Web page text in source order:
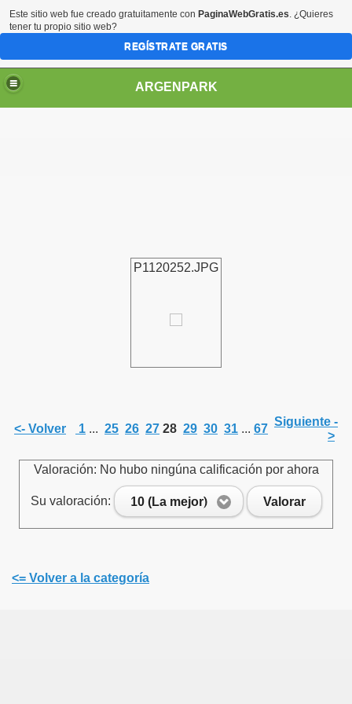
ARGENPARK
P1120252.JPG
<- Volver 1 ... 25 26 27 28 29 30 31 ... 67
Siguiente -
>
Valoración: No hubo ningúna calificación por ahora
Su valoración: 10 (La mejor) Valorar
<= Volver a la categoría
Este sitio web fue creado gratuitamente con PaginaWebGratis.es. ¿Quieres
tener tu propio sitio web?
REGÍSTRATE GRATIS